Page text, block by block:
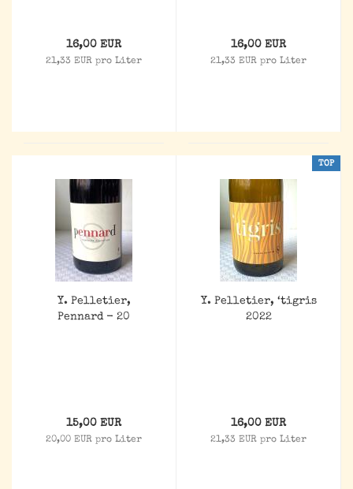
16,00 EUR
21,33 EUR pro Liter
16,00 EUR
21,33 EUR pro Liter
Y. Pelletier,
Pennard - 20
15,00 EUR
20,00 EUR pro Liter
TOP
Y. Pelletier, ‘tigris
2022
16,00 EUR
21,33 EUR pro Liter